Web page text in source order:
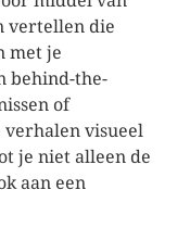
vertellen die
met je
behind-the-
of
visueel
je niet alleen de
aan een